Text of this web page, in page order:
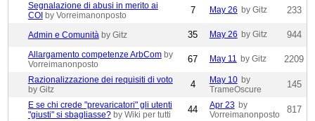
Segnalazione di abusi in merito ai
COI by Vorreimanonposto 7 May 26 by Gitz 233
Admin e Comunità by Gitz 35 May 26 by Gitz 944
Allargamento competenze ArbCom by
Vorreimanonposto
67 May 11 by Gitz 2209
Razionalizzazione dei requisiti di voto
by Gitz
4 May 10 by
TrameOscure
145
E se chi crede "prevaricatori" gli utenti
"giusti" si sbagliasse? by Wiki per tutti 44 Apr 23 by
Vorreimanonposto
817